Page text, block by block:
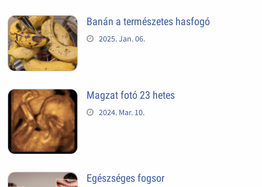
Banán a természetes hasfogó
2025. Jan. 06.
Magzat fotó 23 hetes
2024. Mar. 10.
Egészséges fogsor